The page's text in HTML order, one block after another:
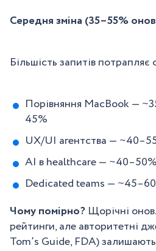
Середня зміна (35–55%
Більшість запитів
Порівняння MacBook —
45%
UX/UI агентства —
AI в healthcare — ~40–50%
Dedicated teams —
Чому помірно? Щорічні
рейтинги, але авторитетні
Tom’s Guide, FDA)